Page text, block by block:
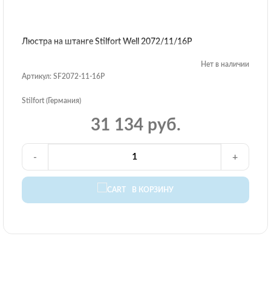
Люстра на штанге Stilfort Well 2072/11/16P
Нет в наличии
Артикул: SF2072-11-16P
Stilfort (Германия)
31 134 руб.
В КОРЗИНУ
- +